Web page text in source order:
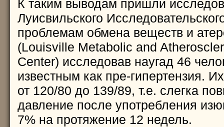
К таким выводам пришли
Луисвильского
проблемам обмена веществ и
(Louisville Metabolic and
Center) исследовав наугад 46
известным как пре-гипертензия.
от 120/80 до 139/89, т.е. слегка
давление после употребления
7% на протяжение 12 недель.